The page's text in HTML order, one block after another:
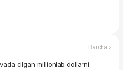
Barcha ›
qilgan millionlab dollarni